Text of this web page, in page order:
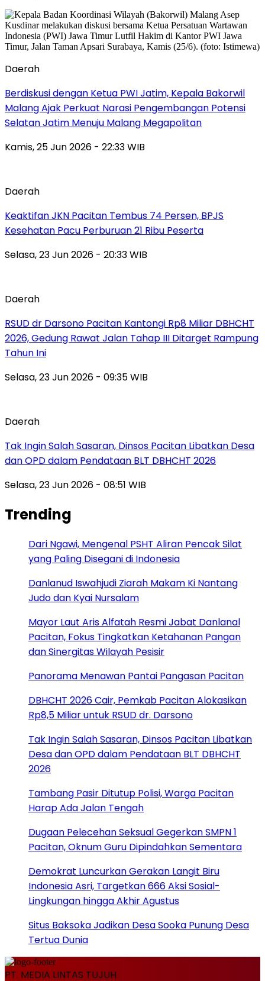
Daerah
Berdiskusi dengan Ketua PWI Jatim, Kepala Bakorwil
Malang Ajak Perkuat Narasi Pengembangan Potensi
Selatan Jatim Menuju Malang Megapolitan
Kamis, 25 Jun 2026 - 22:33 WIB
Daerah
Keaktifan JKN Pacitan Tembus 74 Persen, BPJS
Kesehatan Pacu Perburuan 21 Ribu Peserta
Selasa, 23 Jun 2026 - 20:33 WIB
Daerah
RSUD dr Darsono Pacitan Kantongi Rp8 Miliar DBHCHT
2026, Gedung Rawat Jalan Tahap III Ditarget Rampung
Tahun Ini
Selasa, 23 Jun 2026 - 09:35 WIB
Daerah
Tak Ingin Salah Sasaran, Dinsos Pacitan Libatkan Desa
dan OPD dalam Pendataan BLT DBHCHT 2026
Selasa, 23 Jun 2026 - 08:51 WIB
Trending
Dari Ngawi, Mengenal PSHT Aliran Pencak Silat
yang Paling Disegani di Indonesia
Danlanud Iswahjudi Ziarah Makam Ki Nantang
Judo dan Kyai Nursalam
Mayor Laut Aris Alfatah Resmi Jabat Danlanal
Pacitan, Fokus Tingkatkan Ketahanan Pangan
dan Sinergitas Wilayah Pesisir
Panorama Menawan Pantai Pangasan Pacitan
DBHCHT 2026 Cair, Pemkab Pacitan Alokasikan
Rp8,5 Miliar untuk RSUD dr. Darsono
Tak Ingin Salah Sasaran, Dinsos Pacitan Libatkan
Desa dan OPD dalam Pendataan BLT DBHCHT
2026
Tambang Pasir Ditutup Polisi, Warga Pacitan
Harap Ada Jalan Tengah
Dugaan Pelecehan Seksual Gegerkan SMPN 1
Pacitan, Oknum Guru Dipindahkan Sementara
Demokrat Luncurkan Gerakan Langit Biru
Indonesia Asri, Targetkan 666 Aksi Sosial-
Lingkungan hingga Akhir Agustus
Situs Baksoka Jadikan Desa Sooka Punung Desa
Tertua Dunia
PT. MEDIA LINTAS TUJUH